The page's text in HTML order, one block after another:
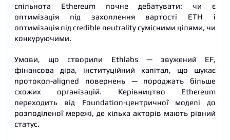
спільнота Ethereum почне дебатувати: чи є
оптимізація під захоплення вартості ETH і
оптимізація під credible neutrality сумісними цілями, чи
конкуруючими.
Умови, що створили Ethlabs — звужений EF,
фінансова діра, інституційний капітал, що шукає
протокол-aligned повернень — породжать більше
схожих організацій. Керівництво Ethereum
переходить від Foundation-центричної моделі до
розподіленої мережі, де кілька акторів мають рівний
статус.